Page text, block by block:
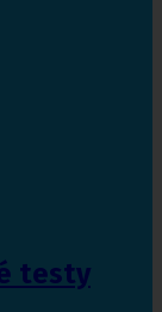
testy